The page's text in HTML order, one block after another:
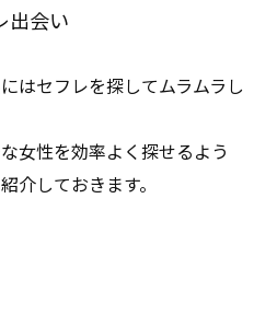
出会い
はセフレを探してムラムラし
女性を効率よく探せるよう
介しておきます。